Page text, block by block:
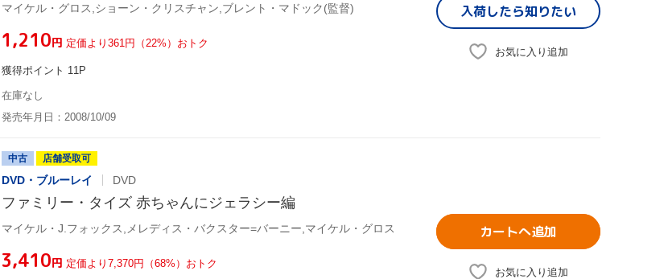
マイケル・グロス,ショーン・クリスチャン,ブレント・マドック(監督)
¥1,210円 定価より361円（22%）おトク
獲得ポイント 11P
在庫なし
発売年月日：2008/10/09
入荷したら知りたい
お気に入り追加
中古 店舗受取可
DVD・ブルーレイ DVD
ファミリー・タイズ 赤ちゃんにジェラシー編
マイケル・J.フォックス,メレディス・バクスター=バーニー,マイケル・グロス
¥3,410円 定価より7,370円（68%）おトク
カートへ追加
お気に入り追加